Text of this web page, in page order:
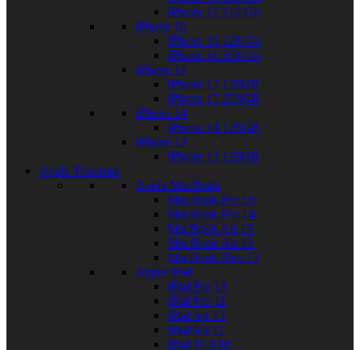
iPhone 17 512 Gb
iPhone 16
iPhone 16 128 Gb
iPhone 16 256 Gb
iPhone 15
iPhone 15 128GB
iPhone 15 256GB
iPhone 14
iPhone 14 128GB
iPhone 13
iPhone 13 128GB
Apple Техника
Apple MacBook
MacBook Pro 16
MacBook Pro 14
MacBook Air 15
MacBook Air 13
MacBook Neo 13
Apple iPad
iPad Pro 13
iPad Pro 11
iPad Air 13
iPad Air 11
iPad 11 A16